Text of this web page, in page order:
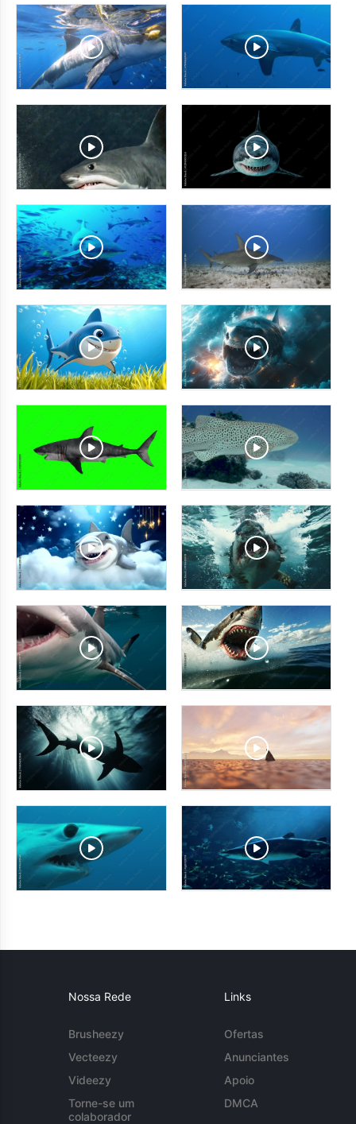
Nossa Rede
Brusheezy
Vecteezy
Videezy
Torne-se um
colaborador
Links
Ofertas
Anunciantes
Apoio
DMCA